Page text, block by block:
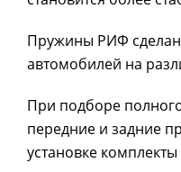
Пружины РИФ
автомобилей на
При подборе
передние и задние
установке